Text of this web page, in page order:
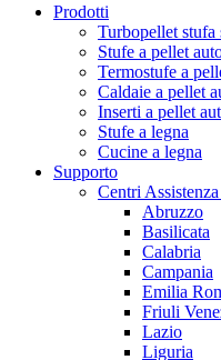
Prodotti
Turbopellet stufa
Stufe a pellet
Termostufe a
Caldaie a pellet
Inserti a pellet
Stufe a legna
Cucine a legna
Supporto
Centri
Abruzzo
Basilicata
Calabria
Campania
Emilia
Friuli
Lazio
Liguria